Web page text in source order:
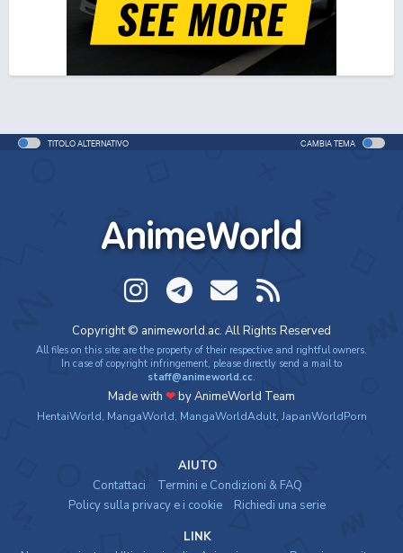
TITOLO ALTERNATIVO CAMBIA TEMA
AnimeWorld
Copyright © animeworld.ac. All Rights Reserved
All files on this site are the property of their respective and rightful owners.
In case of copyright infringement, please directly send a mail to
staff@animeworld.cc.
Made with ❤by AnimeWorld Team
HentaiWorld, MangaWorld, MangaWorldAdult, JapanWorldPorn
AIUTO
Contattaci
Termini e Condizioni & FAQ
Policy sulla privacy e i cookie
Richiedi una serie
LINK